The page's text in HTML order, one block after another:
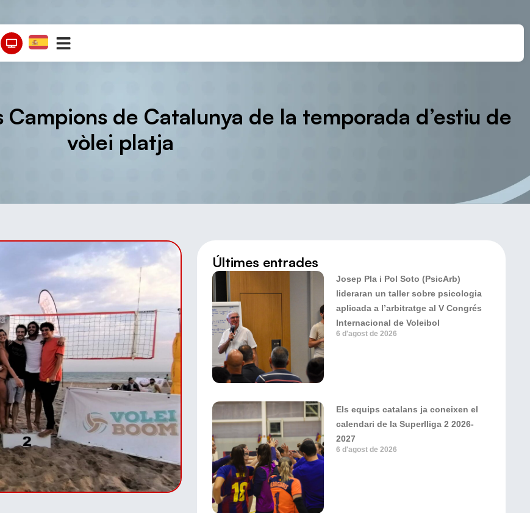
de Catalunya de la temporada d’estiu de
vòlei platja
Últimes entrades
Josep Pla i Pol Soto (PsicArb)
lideraran un taller sobre psicologia
aplicada a l’arbitratge al V Congrés
Internacional de Voleibol
6 d'agost de 2026
Els equips catalans ja coneixen el
calendari de la Superlliga 2 2026-
2027
6 d'agost de 2026